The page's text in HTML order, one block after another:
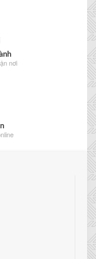
nơi